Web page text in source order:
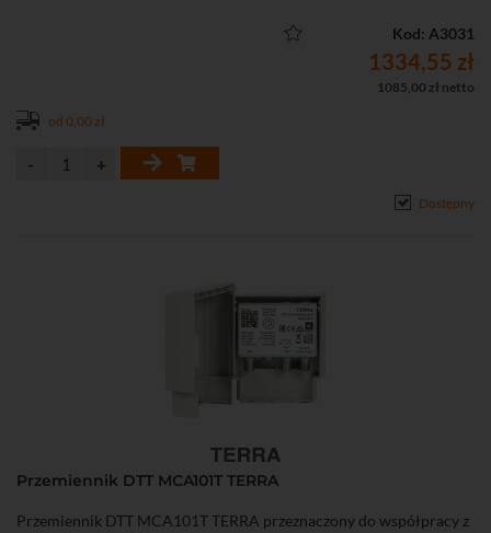
• Diody LED na obudowie znacznie ułatwiające właściwą
Kod: A3031
1334,55 zł
1085,00 zł netto
od 0,00 zł
Dostępny
Przemiennik DTT MCA101T TERRA
Przemiennik DTT MCA101T TERRA przeznaczony do współpracy z